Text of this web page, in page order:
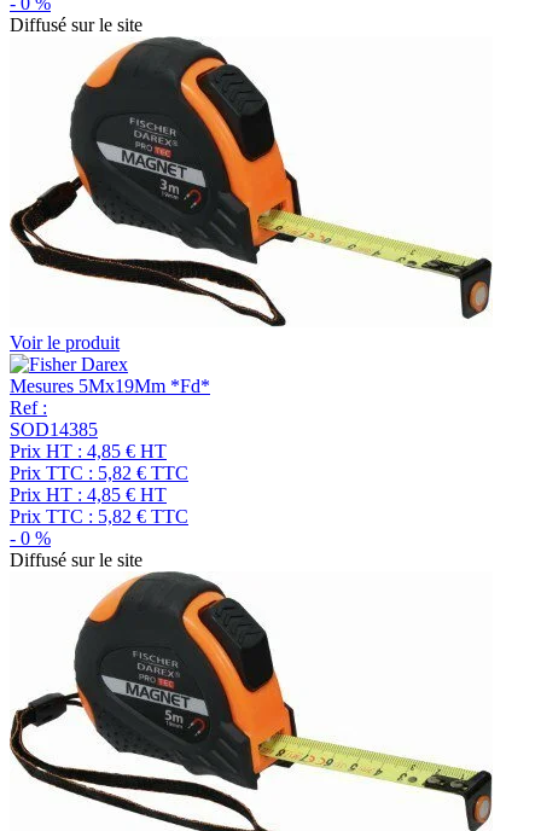
Diffusé sur le site
Voir le produit
Mesures 5Mx19Mm *Fd*
Ref :
SOD14385
Prix HT : 4,85 € HT
Prix TTC : 5,82 € TTC
Prix HT : 4,85 € HT
Prix TTC : 5,82 € TTC
- 0 %
Diffusé sur le site